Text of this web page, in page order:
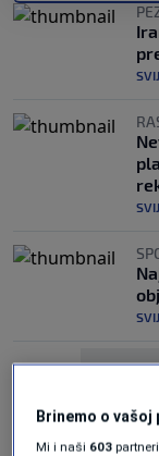
Brinemo o
Mi i naši 603